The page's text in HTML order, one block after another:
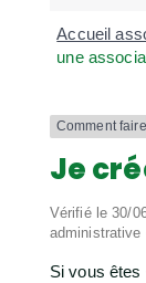
Accueil
une
Comment
Je
Vérifié le 30/
administrative
Si vous